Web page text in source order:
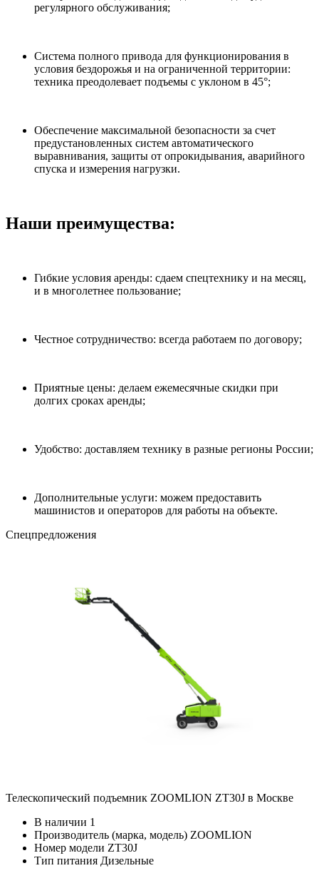
регулярного обслуживания;
Система полного привода для функционирования в
условия бездорожья и на ограниченной территории:
техника преодолевает подъемы с уклоном в 45°;
Обеспечение максимальной безопасности за счет
предустановленных систем автоматического
выравнивания, защиты от опрокидывания, аварийного
спуска и измерения нагрузки.
Наши преимущества:
Гибкие условия аренды: сдаем спецтехнику и на месяц,
и в многолетнее пользование;
Честное сотрудничество: всегда работаем по договору;
Приятные цены: делаем ежемесячные скидки при
долгих сроках аренды;
Удобство: доставляем технику в разные регионы России;
Дополнительные услуги: можем предоставить
машинистов и операторов для работы на объекте.
Cпецпредложения
Телескопический подъемник ZOOMLION ZT30J в Москве
В наличии 1
Производитель (марка, модель) ZOOMLION
Номер модели ZT30J
Тип питания Дизельные